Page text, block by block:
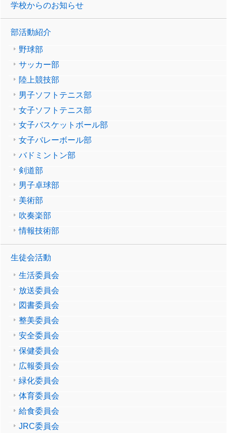
学校からのお知らせ
部活動紹介
野球部
サッカー部
陸上競技部
男子ソフトテニス部
女子ソフトテニス部
女子バスケットボール部
女子バレーボール部
バドミントン部
剣道部
男子卓球部
美術部
吹奏楽部
情報技術部
生徒会活動
生活委員会
放送委員会
図書委員会
整美委員会
安全委員会
保健委員会
広報委員会
緑化委員会
体育委員会
給食委員会
JRC委員会